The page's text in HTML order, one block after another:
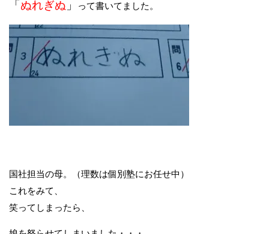
「 ぬれぎぬ 」 って書いてました。
国社担当の母。（理数は個別塾にお任せ中）
これをみて、
笑ってしまったら、